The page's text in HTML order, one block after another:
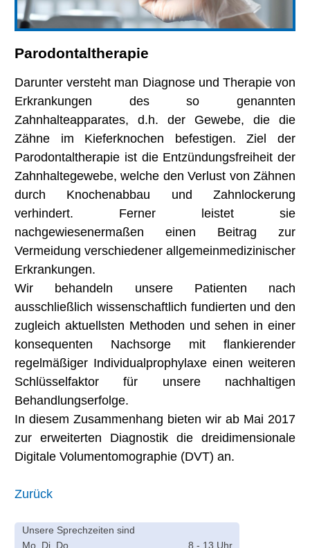
Parodontaltherapie
Darunter versteht man Diagnose und Therapie von
Erkrankungen des so genannten
Zahnhalteapparates, d.h. der Gewebe, die die
Zähne im Kieferknochen befestigen. Ziel der
Parodontaltherapie ist die Entzündungsfreiheit der
Zahnhaltegewebe, welche den Verlust von Zähnen
durch Knochenabbau und Zahnlockerung
verhindert. Ferner leistet sie
nachgewiesenermaßen einen Beitrag zur
Vermeidung verschiedener allgemeinmedizinischer
Erkrankungen.
Wir behandeln unsere Patienten nach
ausschließlich wissenschaftlich fundierten und den
zugleich aktuellsten Methoden und sehen in einer
konsequenten Nachsorge mit flankierender
regelmäßiger Individualprophylaxe einen weiteren
Schlüsselfaktor für unsere nachhaltigen
Behandlungserfolge.
In diesem Zusammenhang bieten wir ab Mai 2017
zur erweiterten Diagnostik die dreidimensionale
Digitale Volumentomographie (DVT) an.
Zurück
Unsere Sprechzeiten sind
Mo, Di, Do
8 - 13 Uhr